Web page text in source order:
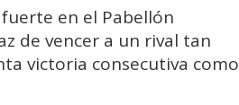
en el Pabellón
de vencer a un rival tan
victoria consecutiva como